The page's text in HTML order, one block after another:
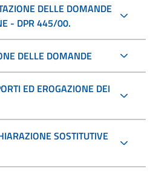
DELLE DOMANDE
- DPR 445/00.
DELLE DOMANDE
ED EROGAZIONE DEI
SOSTITUTIVE